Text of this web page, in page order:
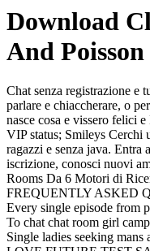
Download
And
Chat senza registrazione e
parlare e chiaccherare, o
nasce cosa e vissero felici
VIP status; Smileys Cerchi
ragazzi e senza java. Entra
iscrizione, conosci nuovi
Rooms Da 6 Motori di
FREQUENTLY ASKED
Every single episode from
To chat chat room girl
Single ladies seeking